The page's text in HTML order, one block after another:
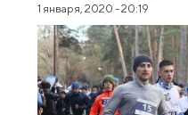
1 января, 2020 - 20:19